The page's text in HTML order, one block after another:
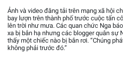
Ảnh và video đăng tải trên mạng xã hội
bay lượn trên thành phố trước cuộc tấn
lên trời như mưa. Các quan chức Nga
xa bị bắn hạ nhưng các blogger quân sự
thấy một chiếc nào bị bắn rơi. “Chúng
không phải trước đó.”